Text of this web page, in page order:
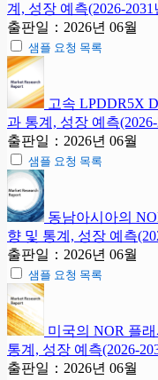
계, 성장 예측(2026-2031
출판일：2026년 06월
샘플 요청 목록
고속 LPDDR5X
과 통계, 성장 예측
출판일：2026년 06월
샘플 요청 목록
동남아시아의
향 및 통계, 성장 예측
출판일：2026년 06월
샘플 요청 목록
미국의 NOR 플
통계, 성장 예측(2026-
출판일：2026년 06월